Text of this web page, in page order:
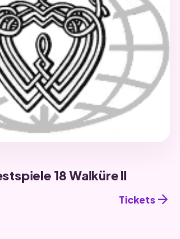
18 Walküre II
Tickets arrow_forward